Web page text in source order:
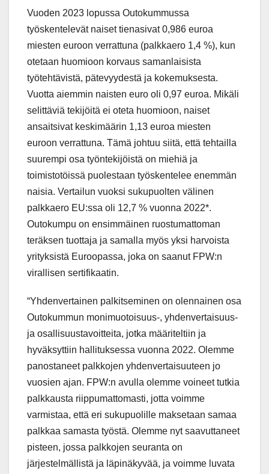
Vuoden 2023 lopussa Outokummussa
työskentelevät naiset tienasivat 0,986 euroa
miesten euroon verrattuna (palkkaero 1,4 %), kun
otetaan huomioon korvaus samanlaisista
työtehtävistä, pätevyydestä ja kokemuksesta.
Vuotta aiemmin naisten euro oli 0,97 euroa. Mikäli
selittäviä tekijöitä ei oteta huomioon, naiset
ansaitsivat keskimäärin 1,13 euroa miesten
euroon verrattuna. Tämä johtuu siitä, että tehtailla
suurempi osa työntekijöistä on miehiä ja
toimistotöissä puolestaan työskentelee enemmän
naisia. Vertailun vuoksi sukupuolten välinen
palkkaero EU:ssa oli 12,7 % vuonna 2022*.
Outokumpu on ensimmäinen ruostumattoman
teräksen tuottaja ja samalla myös yksi harvoista
yrityksistä Euroopassa, joka on saanut FPW:n
virallisen sertifikaatin.
“Yhdenvertainen palkitseminen on olennainen osa
Outokummun monimuotoisuus-, yhdenvertaisuus-
ja osallisuustavoitteita, jotka määriteltiin ja
hyväksyttiin hallituksessa vuonna 2022. Olemme
panostaneet palkkojen yhdenvertaisuuteen jo
vuosien ajan. FPW:n avulla olemme voineet tutkia
palkkausta riippumattomasti, jotta voimme
varmistaa, että eri sukupuolille maksetaan samaa
palkkaa samasta työstä. Olemme nyt saavuttaneet
pisteen, jossa palkkojen seuranta on
järjestelmällistä ja läpinäkyvää, ja voimme luvata